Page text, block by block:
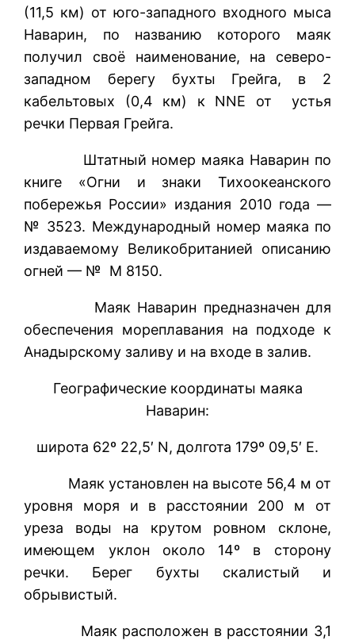
(11,5 км) от юго-западного входного мыса
Наварин, по названию которого маяк
получил своё наименование, на северо-
западном берегу бухты Грейга, в 2
кабельтовых (0,4 км) к NNE от устья
речки Первая Грейга.
Штатный номер маяка Наварин по
книге «Огни и знаки Тихоокеанского
побережья России» издания 2010 года —
№ 3523. Международный номер маяка по
издаваемому Великобританией описанию
огней — № М 8150.
Маяк Наварин предназначен для
обеспечения мореплавания на подходе к
Анадырскому заливу и на входе в залив.
Географические координаты маяка
Наварин:
широта 62º 22,5′ N, долгота 179º 09,5′ Е.
Маяк установлен на высоте 56,4 м от
уровня моря и в расстоянии 200 м от
уреза воды на крутом ровном склоне,
имеющем уклон около 14º в сторону
речки. Берег бухты скалистый и
обрывистый.
Маяк расположен в расстоянии 3,1